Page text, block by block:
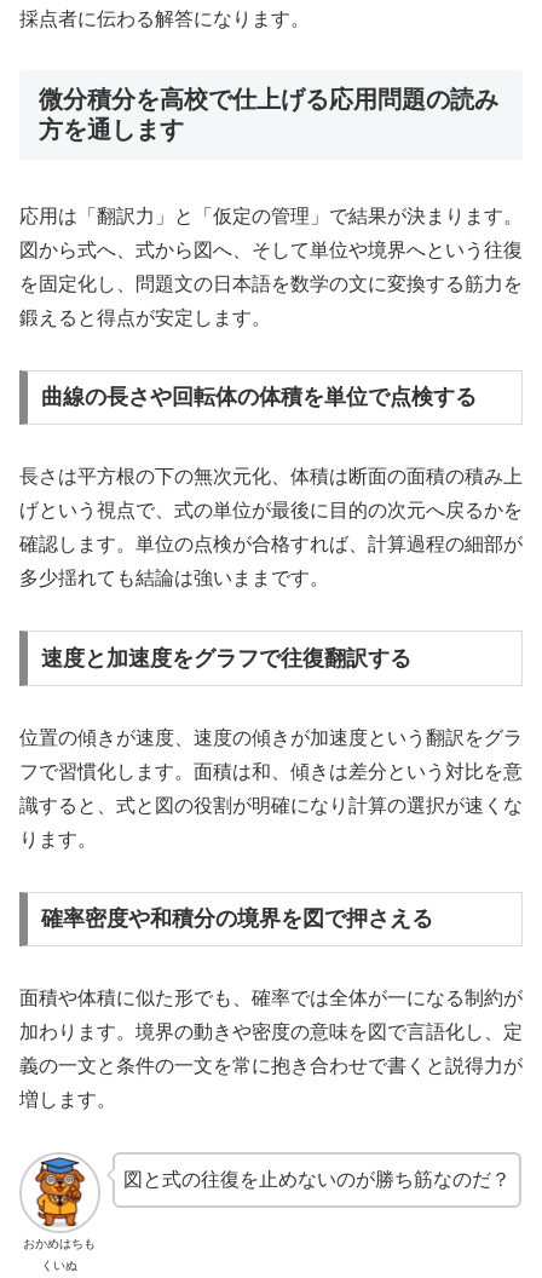
採点者に伝わる解答になります。
微分積分を高校で仕上げる応用問題の読み
方を通します
応用は「翻訳力」と「仮定の管理」で結果が決まります。
図から式へ、式から図へ、そして単位や境界へという往復
を固定化し、問題文の日本語を数学の文に変換する筋力を
鍛えると得点が安定します。
曲線の長さや回転体の体積を単位で点検する
長さは平方根の下の無次元化、体積は断面の面積の積み上
げという視点で、式の単位が最後に目的の次元へ戻るかを
確認します。単位の点検が合格すれば、計算過程の細部が
多少揺れても結論は強いままです。
速度と加速度をグラフで往復翻訳する
位置の傾きが速度、速度の傾きが加速度という翻訳をグラ
フで習慣化します。面積は和、傾きは差分という対比を意
識すると、式と図の役割が明確になり計算の選択が速くな
ります。
確率密度や和積分の境界を図で押さえる
面積や体積に似た形でも、確率では全体が一になる制約が
加わります。境界の動きや密度の意味を図で言語化し、定
義の一文と条件の一文を常に抱き合わせで書くと説得力が
増します。
おかめはちも
くいぬ
図と式の往復を止めないのが勝ち筋なのだ？